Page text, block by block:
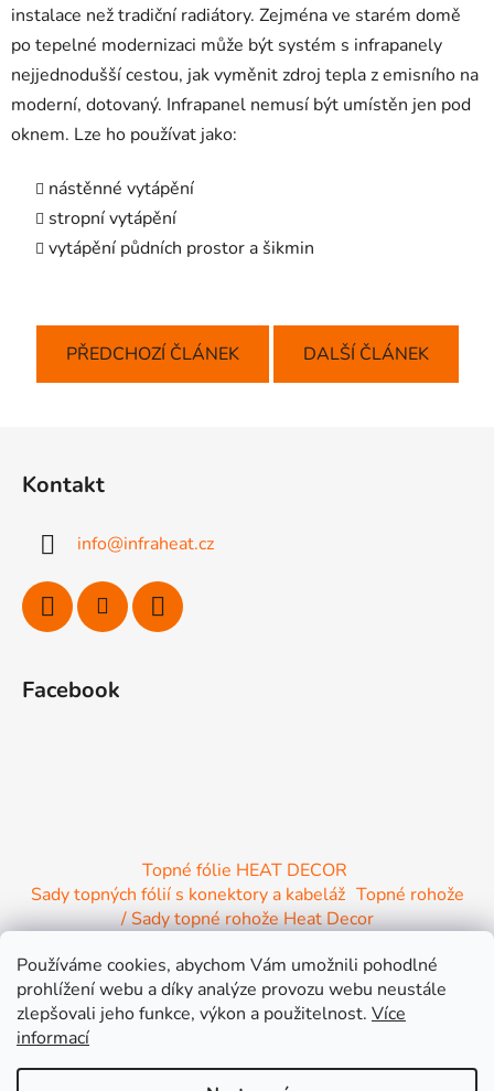
Používáme cookies, abychom Vám umožnili pohodlné
prohlížení webu a díky analýze provozu webu neustále
zlepšovali jeho funkce, výkon a použitelnost. Více
informací
instalace než tradiční radiátory. Zejména ve starém domě
po tepelné modernizaci může být systém s infrapanely
nejjednodušší cestou, jak vyměnit zdroj tepla z emisního na
moderní, dotovaný. Infrapanel nemusí být umístěn jen pod
oknem. Lze ho používat jako:
nástěnné vytápění
stropní vytápění
vytápění půdních prostor a šikmin
PŘEDCHOZÍ ČLÁNEK DALŠÍ ČLÁNEK
Kontakt
info@infraheat.cz
Facebook
Topné fólie HEAT DECOR
Sady topných fólií s konektory a kabeláž Topné rohože
/ Sady topné rohože Heat Decor
/ Instalační materiál / Topné Infrapanely
/ Relaxační lehátko NIRE s Infra ohřevem